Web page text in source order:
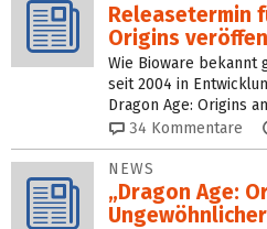
Releasetermin
Origins
Wie Bioware bekannt
seit 2004 in
Dragon Age: Origins
34 Kommentare
NEWS
„Dragon Age: